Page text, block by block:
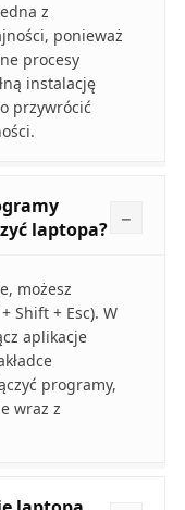
z
ponieważ
procesy
instalację
przywrócić
laptopa?
możesz
Shift + Esc). W
aplikacje
programy,
wraz z